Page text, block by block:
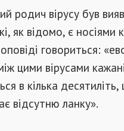
родич вірусу був
як відомо, є носіями
говориться:
цими вірусами
в кілька
відсутню ланку».